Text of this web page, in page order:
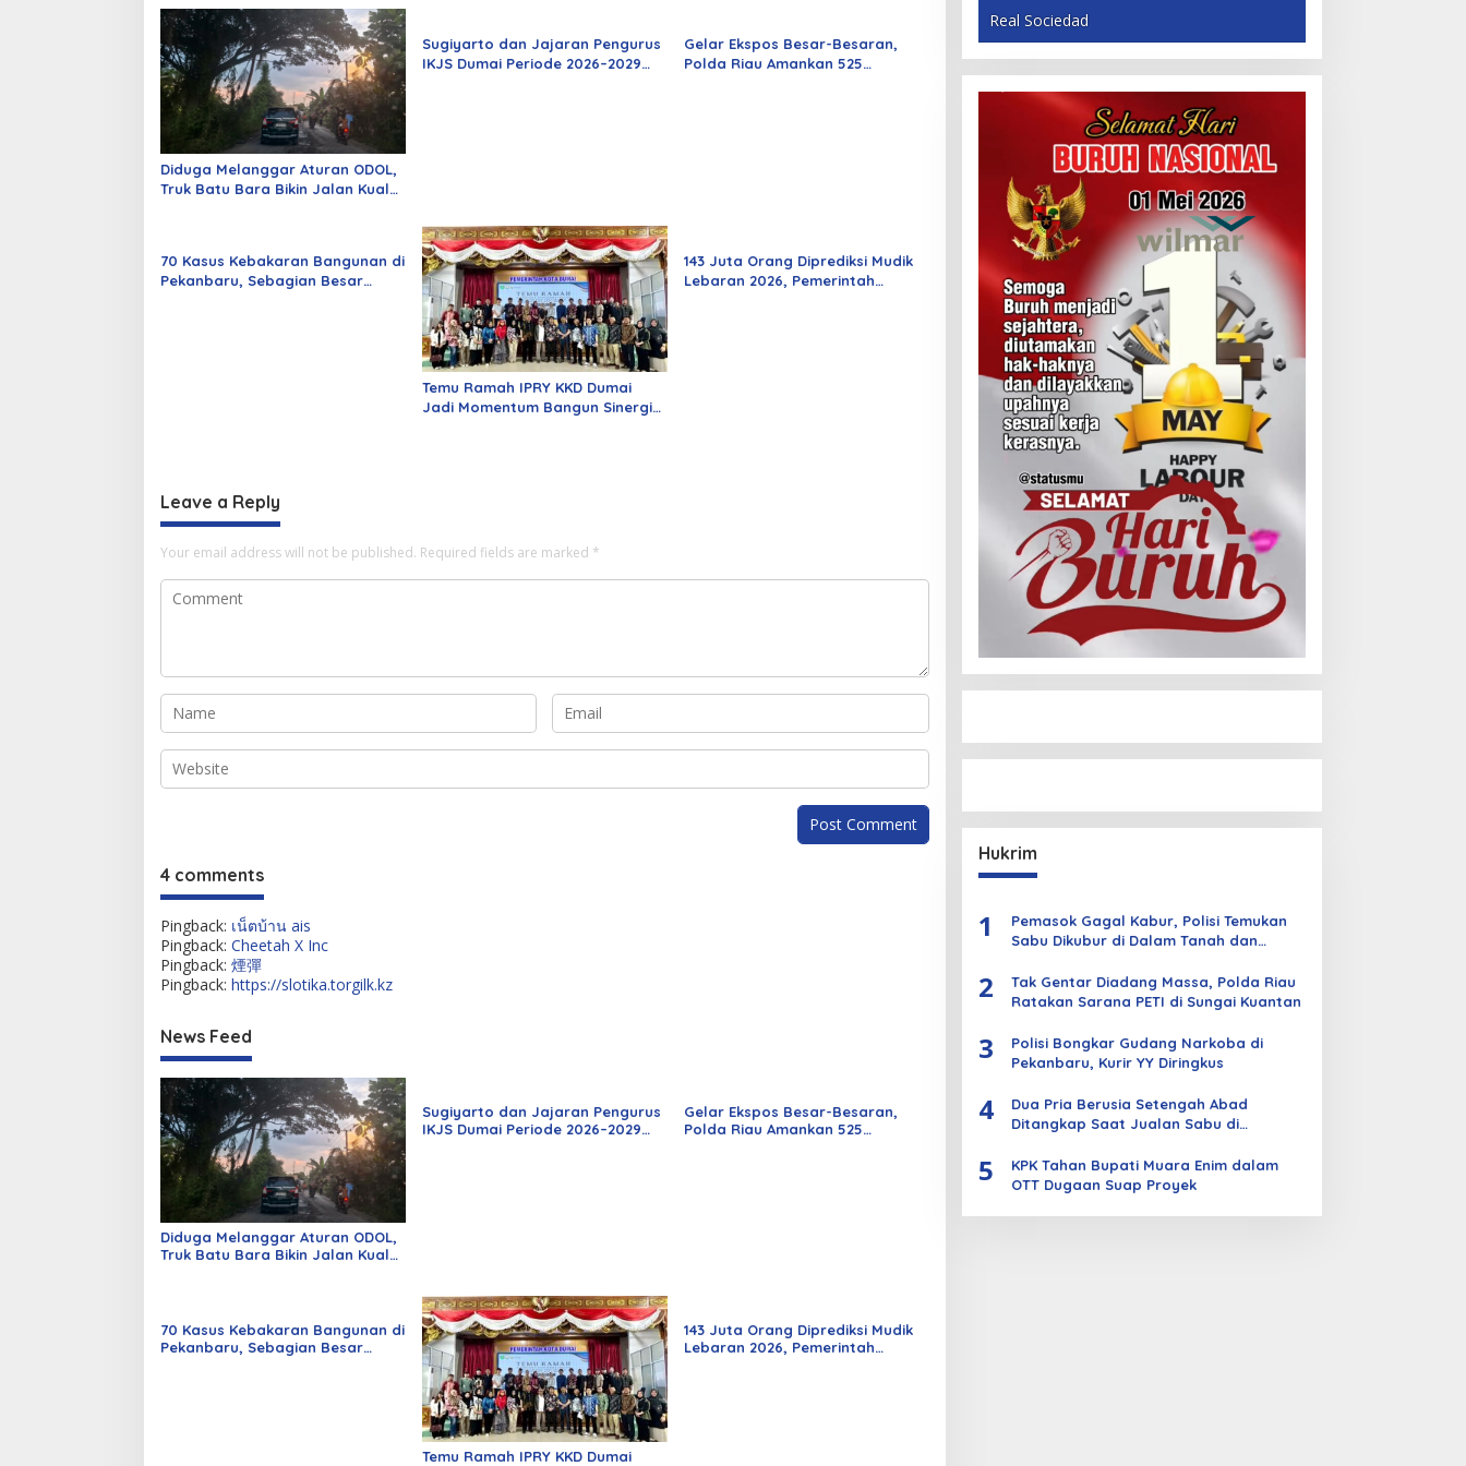
Diduga Melanggar Aturan ODOL,
Truk Batu Bara Bikin Jalan Kuala
Sugiyarto dan Jajaran Pengurus
IKJS Dumai Periode 2026–2029
Gelar Ekspos Besar-Besaran,
Polda Riau Amankan 525
70 Kasus Kebakaran Bangunan di
Pekanbaru, Sebagian Besar
Temu Ramah IPRY KKD Dumai
Jadi Momentum Bangun Sinergi
143 Juta Orang Diprediksi Mudik
Lebaran 2026, Pemerintah
Leave a Reply
Your email address will not be published. Required fields are marked *
4 comments
Pingback: เน็ตบ้าน ais
Pingback: Cheetah X Inc
Pingback: 煙彈
Pingback: https://slotika.torgilk.kz
News Feed
Diduga Melanggar Aturan ODOL,
Truk Batu Bara Bikin Jalan Kuala
Sugiyarto dan Jajaran Pengurus
IKJS Dumai Periode 2026–2029
Gelar Ekspos Besar-Besaran,
Polda Riau Amankan 525
70 Kasus Kebakaran Bangunan di
Pekanbaru, Sebagian Besar
Temu Ramah IPRY KKD Dumai
143 Juta Orang Diprediksi Mudik
Lebaran 2026, Pemerintah
Real Sociedad
Hukrim
1
Pemasok Gagal Kabur, Polisi Temukan
Sabu Dikubur di Dalam Tanah dan
2
Tak Gentar Diadang Massa, Polda Riau
Ratakan Sarana PETI di Sungai Kuantan
3
Polisi Bongkar Gudang Narkoba di
Pekanbaru, Kurir YY Diringkus
4
Dua Pria Berusia Setengah Abad
Ditangkap Saat Jualan Sabu di
5
KPK Tahan Bupati Muara Enim dalam
OTT Dugaan Suap Proyek